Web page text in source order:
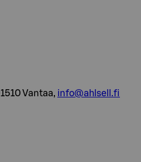
Vantaa, info@ahlsell.fi